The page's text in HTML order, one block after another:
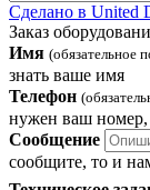
Сделано в United
Заказ
Имя (обязательное
знать ваше имя
Телефон
нужен ваш номер,
Сообщение
сообщите, то и